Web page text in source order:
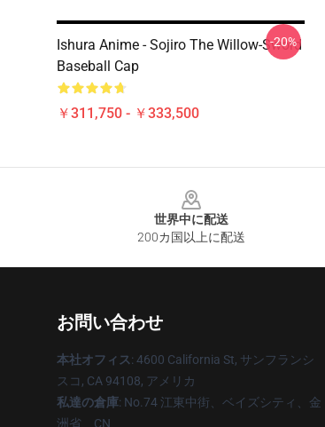
Ishura Anime - Sojiro The Willow-Sword
Baseball Cap
￥311,750 - ￥333,500
-20%
世界中に配送
200カ国以上に配送
お問い合わせ
本社オフィス: 4600 California St, サンフランシ
スコ, CA 94108, アメリカ
私達の倉庫: No.74 江東中街、ベイズシティ、金
洲省、CN